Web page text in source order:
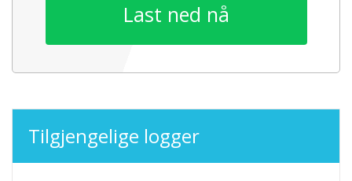
Last ned nå
Tilgjengelige logger